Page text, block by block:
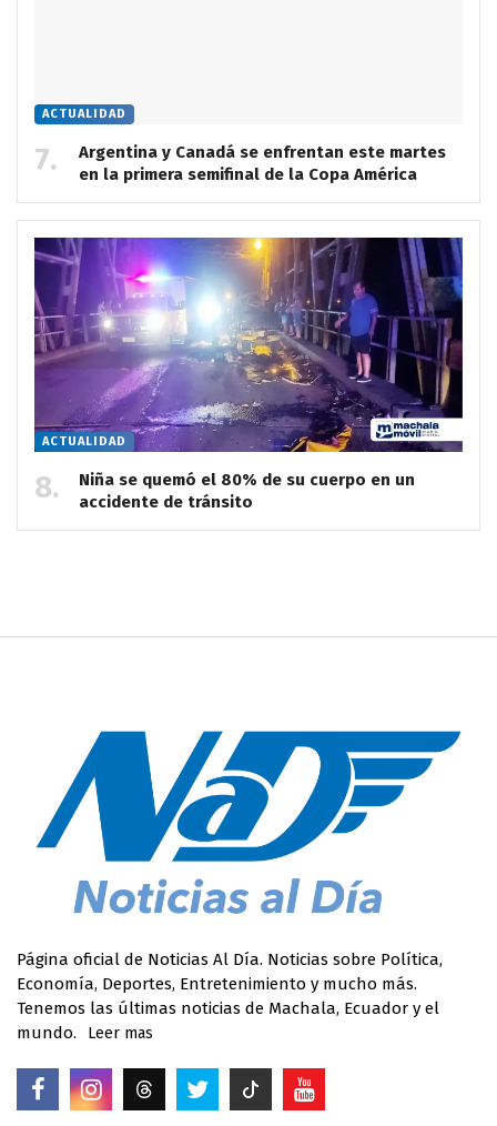
ACTUALIDAD
Argentina y Canadá se enfrentan este martes
en la primera semifinal de la Copa América
ACTUALIDAD
Niña se quemó el 80% de su cuerpo en un
accidente de tránsito
Página oficial de Noticias Al Día. Noticias sobre Política,
Economía, Deportes, Entretenimiento y mucho más.
Tenemos las últimas noticias de Machala, Ecuador y el
mundo.
Leer mas